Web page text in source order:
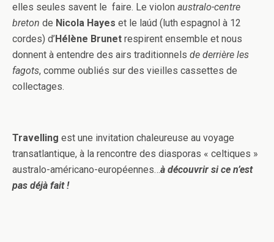
elles seules savent le faire. Le violon australo-centre
breton de Nicola Hayes et le laúd (luth espagnol à 12
cordes) d’Hélène Brunet respirent ensemble et nous
donnent à entendre des airs traditionnels de derrière les
fagots, comme oubliés sur des vieilles cassettes de
collectages.
Travelling est une invitation chaleureuse au voyage
transatlantique, à la rencontre des diasporas « celtiques »
australo-américano-européennes…à découvrir si ce n’est
pas déjà fait !